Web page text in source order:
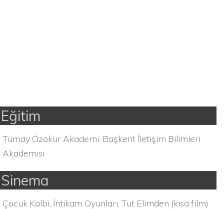
Eğitim
Tümay Özokur Akademi, Başkent İletişim Bilimleri
Akademisi
Sinema
Çocuk Kalbi, İntikam Oyunları, Tut Elimden (kısa film)